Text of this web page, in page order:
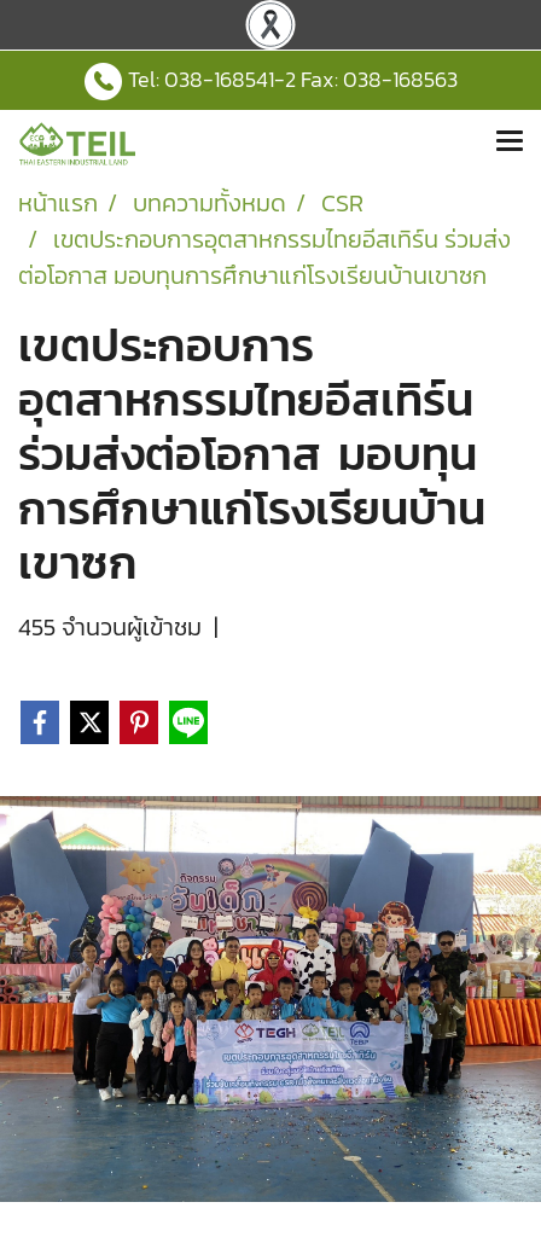
Tel:038-168541-2 Fax: 038-168563
หน้าแรก บทความทั้งหมด
CSR
เขตประกอบการอุตสาหกรรมไทยอีสเทิร์น ร่วมส่ง
ต่อโอกาส มอบทุนการศึกษาแก่โรงเรียนบ้านเขาซก
เขตประกอบการ
อุตสาหกรรมไทยอีสเทิร์น
ร่วมส่งต่อโอกาส มอบทุน
การศึกษาแก่โรงเรียนบ้าน
เขาซก
455 จำนวนผู้เข้าชม |